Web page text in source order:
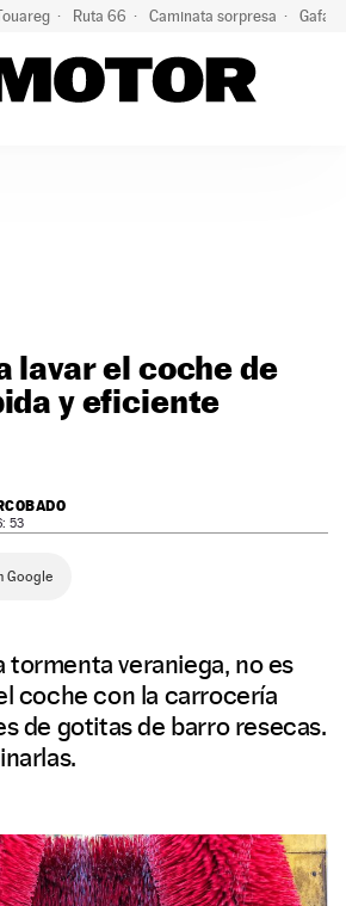
Ruta 66 Caminata sorpresa Gafas
lavar el coche de
y eficiente
53
Google
tormenta veraniega, no es
coche con la carrocería
de gotitas de barro resecas.